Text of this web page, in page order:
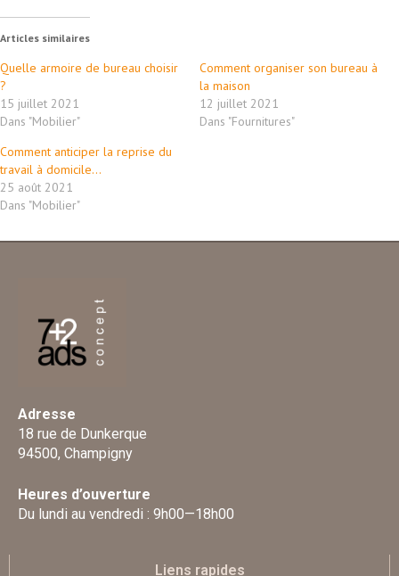
Articles similaires
Quelle armoire de bureau choisir
?
15 juillet 2021
Dans "Mobilier"
Comment organiser son bureau à
la maison
12 juillet 2021
Dans "Fournitures"
Comment anticiper la reprise du
travail à domicile…
25 août 2021
Dans "Mobilier"
Adresse
18 rue de Dunkerque
94500, Champigny
Heures d’ouverture
Du lundi au vendredi : 9h00—18h00
Liens rapides